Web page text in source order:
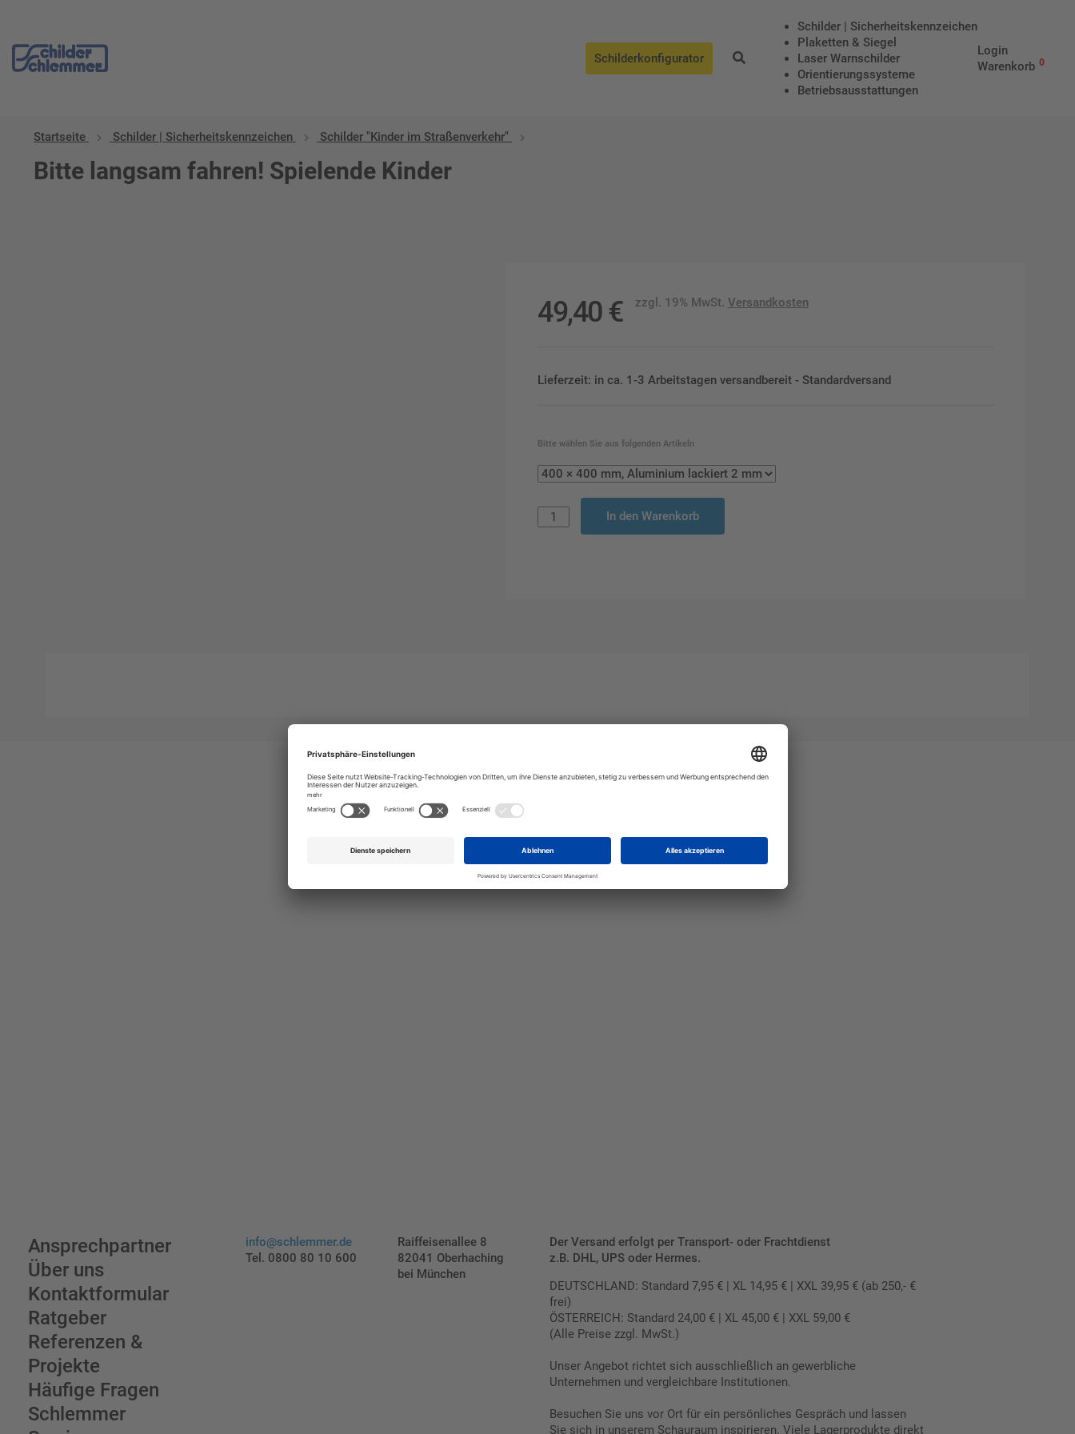
Schilderkonfigurator
Schilder | Sicherheitskennzeichen
Plaketten & Siegel
Laser Warnschilder
Orientierungssysteme
Betriebs­aus­stattungen
Login
Warenkorb 0
Startseite Schilder | Sicherheitskennzeichen Schilder "Kinder im Straßenverkehr"
Bitte langsam fahren! Spielende Kinder
49,40 € zzgl. 19% MwSt. Versandkosten
Lieferzeit: in ca. 1-3 Arbeitstagen versandbereit - Standardversand
Bitte wählen Sie aus folgenden Artikeln
In den Warenkorb
Gestalten Sie Ihr eigenes Schild mit unserem Konfigurator "Schild-O-Mat"
Erstellen Sie schnell und einfach Ihre
Ansprechpartner
Über uns
Kontaktformular
Ratgeber
Referenzen &
Projekte
Häufige Fragen
Schlemmer
info@schlemmer.de
Tel. 0800 80 10 600
Raiffeisenallee 8
82041 Oberhaching
bei München
Der Versand erfolgt per Transport- oder Frachtdienst
z.B. DHL, UPS oder Hermes.
DEUTSCHLAND: Standard 7,95 € | XL 14,95 € | XXL 39,95 € (ab 250,- €
frei)
ÖSTERREICH: Standard 24,00 € | XL 45,00 € | XXL 59,00 €
(Alle Preise zzgl. MwSt.)
Unser Angebot richtet sich ausschließlich an gewerbliche
Unternehmen und vergleichbare Institutionen.
Besuchen Sie uns vor Ort für ein persönliches Gespräch und lassen
Sie sich in unserem Schauraum inspirieren. Viele Lagerprodukte direkt